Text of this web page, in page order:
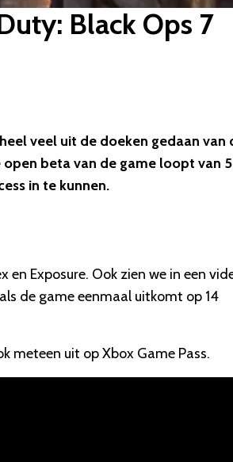
Black Ops 7
veel uit de doeken gedaan van
beta van de game loopt van
in te kunnen.
en Exposure. Ook zien we in een
de game eenmaal uitkomt op 14
meteen uit op Xbox Game Pass.